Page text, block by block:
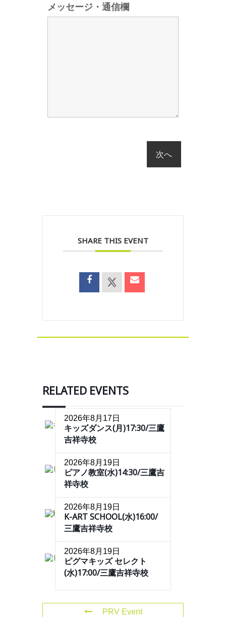
メッセージ・通信欄
SHARE THIS EVENT
RELATED EVENTS
2026年8月17日
キッズダンス(月)17:30/三鷹
吉祥寺校
2026年8月19日
ピアノ教室(水)14:30/三鷹吉
祥寺校
2026年8月19日
K-ART SCHOOL(水)16:00/
三鷹吉祥寺校
2026年8月19日
ピグマキッズ セレクト
(水)17:00/三鷹吉祥寺校
PRV Event